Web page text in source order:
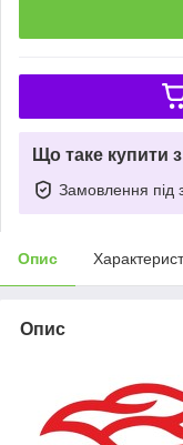
Що таке купити
Замовлення під
Опис
Опис